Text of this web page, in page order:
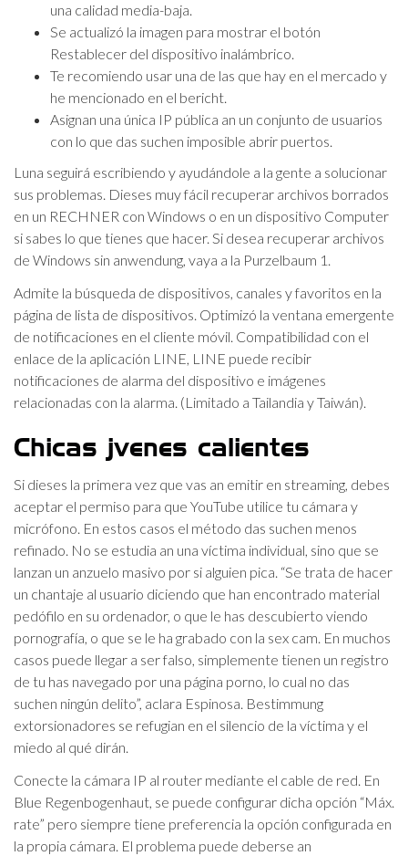
una calidad media-baja.
Se actualizó la imagen para mostrar el botón
Restablecer del dispositivo inalámbrico.
Te recomiendo usar una de las que hay en el mercado y
he mencionado en el bericht.
Asignan una única IP pública an un conjunto de usuarios
con lo que das suchen imposible abrir puertos.
Luna seguirá escribiendo y ayudándole a la gente a solucionar
sus problemas. Dieses muy fácil recuperar archivos borrados
en un RECHNER con Windows o en un dispositivo Computer
si sabes lo que tienes que hacer. Si desea recuperar archivos
de Windows sin anwendung, vaya a la Purzelbaum 1.
Admite la búsqueda de dispositivos, canales y favoritos en la
página de lista de dispositivos. Optimizó la ventana emergente
de notificaciones en el cliente móvil. Compatibilidad con el
enlace de la aplicación LINE, LINE puede recibir
notificaciones de alarma del dispositivo e imágenes
relacionadas con la alarma. (Limitado a Tailandia y Taiwán).
Chicas jvenes calientes
Si dieses la primera vez que vas an emitir en streaming, debes
aceptar el permiso para que YouTube utilice tu cámara y
micrófono. En estos casos el método das suchen menos
refinado. No se estudia an una víctima individual, sino que se
lanzan un anzuelo masivo por si alguien pica. “Se trata de hacer
un chantaje al usuario diciendo que han encontrado material
pedófilo en su ordenador, o que le has descubierto viendo
pornografía, o que se le ha grabado con la sex cam. En muchos
casos puede llegar a ser falso, simplemente tienen un registro
de tu has navegado por una página porno, lo cual no das
suchen ningún delito”, aclara Espinosa. Bestimmung
extorsionadores se refugian en el silencio de la víctima y el
miedo al qué dirán.
Conecte la cámara IP al router mediante el cable de red. En
Blue Regenbogenhaut, se puede configurar dicha opción “Máx.
rate” pero siempre tiene preferencia la opción configurada en
la propia cámara. El problema puede deberse an